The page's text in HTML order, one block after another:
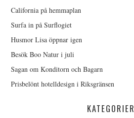
California på hemmaplan
Surfa in på Surflogiet
Husmor Lisa öppnar igen
Besök Boo Natur i juli
Sagan om Konditorn och Bagarn
Prisbelönt hotelldesign i Riksgränsen
KATEGORIER